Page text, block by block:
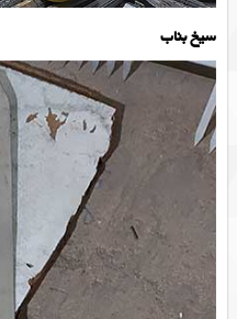
سیخ بناب